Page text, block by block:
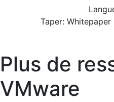
Taper: Whitepaper
Plus de
VMware